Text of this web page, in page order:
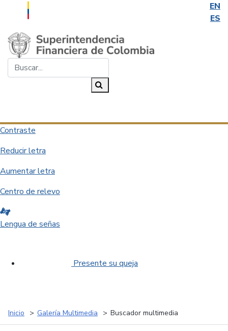
EN
ES
Saltar al contenido principal
Contraste
Reducir letra
Aumentar letra
Centro de relevo
Lengua de señas
Presente su queja
Inicio Galería Multimedia Buscador multimedia